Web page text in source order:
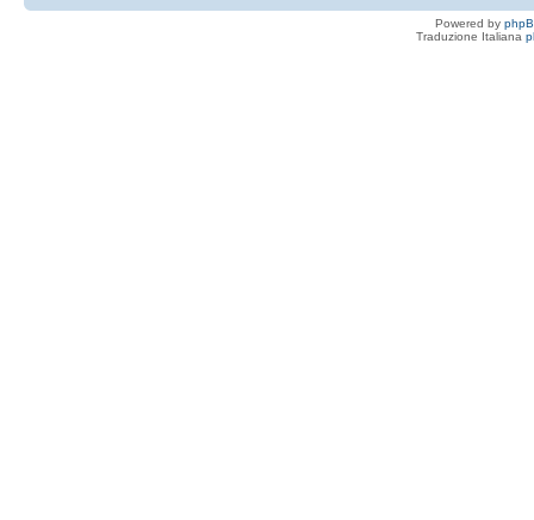
Powered by
Traduzione Italiana